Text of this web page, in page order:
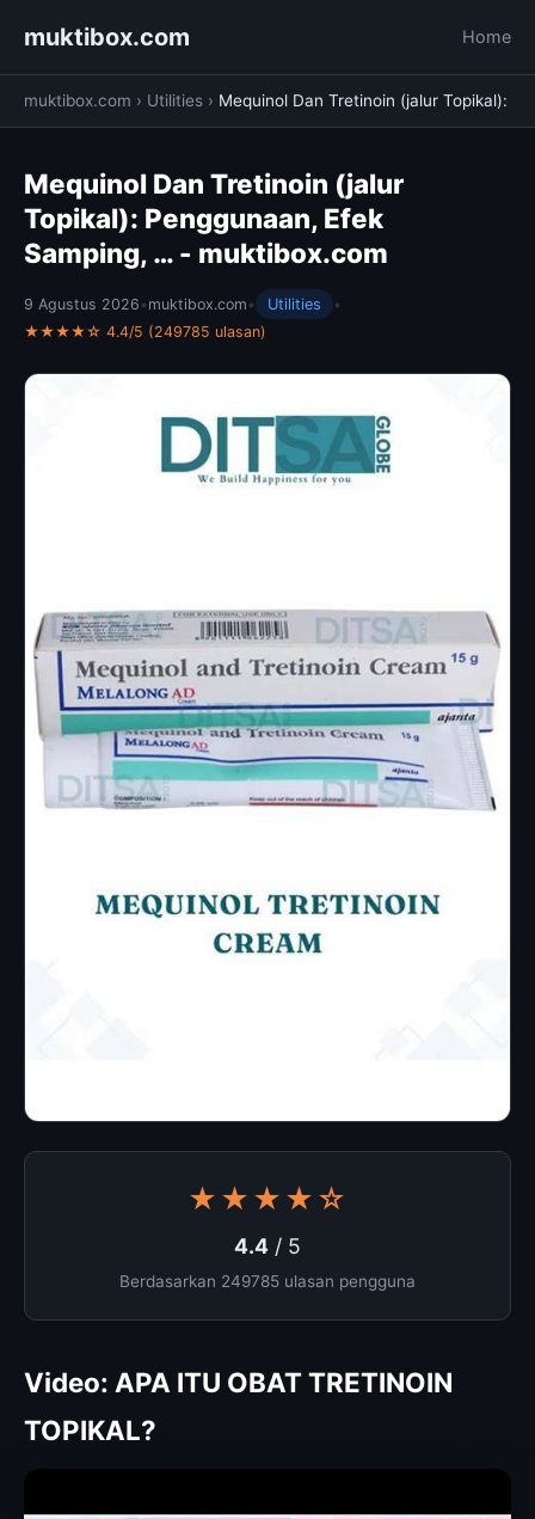
muktibox.com Home
muktibox.com › Utilities › Mequinol Dan Tretinoin (jalur Topikal):
Mequinol Dan Tretinoin (jalur
Topikal): Penggunaan, Efek
Samping, … - muktibox.com
9 Agustus 2026 • muktibox.com • Utilities
•
★★★★☆ 4.4/5 (249785 ulasan)
★★★★☆
4.4 / 5
Berdasarkan 249785 ulasan pengguna
Video: APA ITU OBAT TRETINOIN
TOPIKAL?